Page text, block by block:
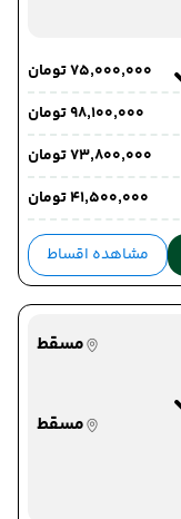
۷۵٬۰۰۰٬۰۰۰ تومان
۹۸٬۱۰۰٬۰۰۰ تومان
۷۳٬۸۰۰٬۰۰۰ تومان
۴۱٬۵۰۰٬۰۰۰ تومان
مشاهده اقساط
مسقط
مسقط